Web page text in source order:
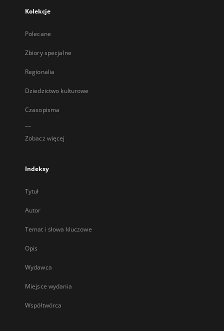
Kolekcje
Polecane
Zbiory specjalne
Regionalia
Dziedzictwo kulturowe
Czasopisma
...
Zobacz więcej
Indeksy
Tytuł
Autor
Temat i słowa kluczowe
Opis
Wydawca
Miejsce wydania
Współtwórca